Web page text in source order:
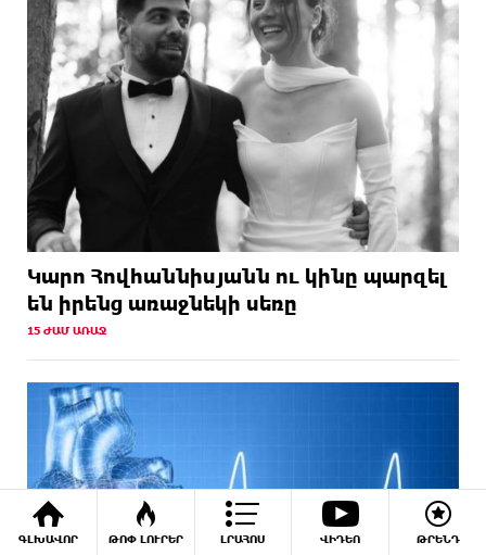
ԳԼԽԱՎՈՐ ԹՈՓ ԼՈՒՐԵՐ ԼՐԱՀՈՍ ՎԻԴԵՈ ԹՐԵՆԴ
Կարո Հովհաննիսյանն ու կինը պարզել
են իրենց առաջնեկի սեռը
15 ԺԱՄ ԱՌԱՋ